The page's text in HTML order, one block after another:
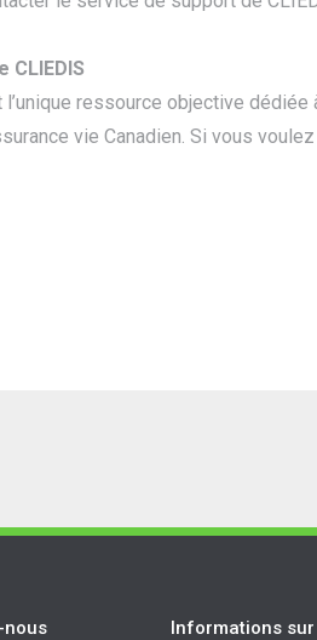
CLIEDIS
l’unique ressource objective
vie Canadien. Si vous
nous Informations